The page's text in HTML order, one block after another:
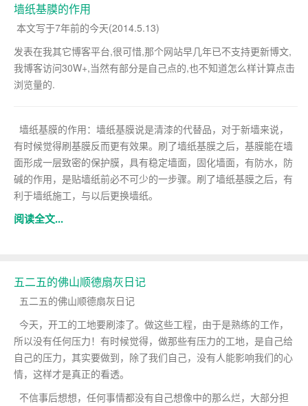
墙纸基膜的作用
本文写于7年前的今天(2014.5.13)
发表在我其它博客平台,很可惜,那个网站早几年已不支持更新博文,
我博客访问30W+,当然有部分是自己点的,也不知道怎么样计算点击
浏览量的.
墙纸基膜的作用：墙纸基膜说是清漆的代替品，对于新墙来说，
有时候觉得刷基膜反而更有效果。刷了墙纸基膜之后，基膜能在墙
面形成一层致密的保护膜，具有稳定墙面，固化墙面，有防水，防
碱的作用，是贴墙纸前必不可少的一步骤。刷了墙纸基膜之后，有
利于墙纸施工，与以后更换墙纸。
阅读全文...
五二五的佛山顺德扇灰日记
五二五的佛山顺德扇灰日记
今天，开工的工地要刷漆了。做这些工程，由于是熟练的工作，
所以没有任何压力！有时候觉得，做那些有压力的工地，是自己给
自己的压力，其实要做到，除了我们自己，没有人能影响我们的心
情，这样才是真正的看透。
不信事后想想，任何事情都没有自己想像中的那么烂，大部分担